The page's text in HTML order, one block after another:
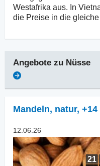
Westafrika aus. In
die Preise in die
Angebote zu Nüsse
Mandeln, natur, +14
12.06.26